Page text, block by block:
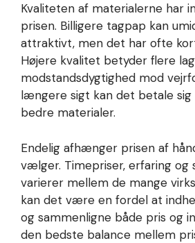
Kvaliteten af materialerne har
prisen. Billigere tagpap kan
attraktivt, men det har ofte
Højere kvalitet betyder flere
modstandsdygtighed mod
længere sigt kan det betale sig
bedre materialer.
Endelig afhænger prisen af
vælger. Timepriser, erfaring og
varierer mellem de mange
kan det være en fordel at
og sammenligne både pris og
den bedste balance mellem